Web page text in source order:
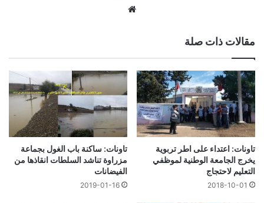
مقالات ذات صلة
تاونات: اعتداء على اطر تربوية
يخرج الجامعة الوطنية لموظفي
التعليم لاحتجاج
2018-10-01
تاونات: ساكنة باب الغول بجماعة
مزراوة تناشد السلطات انقاذها من
الفيضانات
2019-01-16